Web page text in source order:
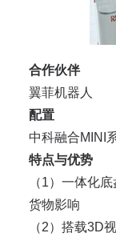
合作伙伴
翼菲机器人
配置
中科融合MINI
特点与优势
（1）一体化
货物影响
（2）搭载3D